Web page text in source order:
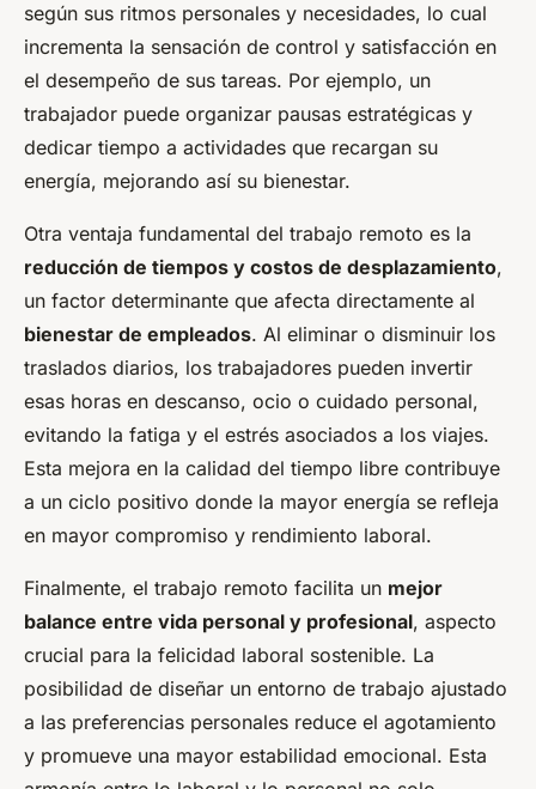
según sus ritmos personales y necesidades, lo cual
incrementa la sensación de control y satisfacción en
el desempeño de sus tareas. Por ejemplo, un
trabajador puede organizar pausas estratégicas y
dedicar tiempo a actividades que recargan su
energía, mejorando así su bienestar.
Otra ventaja fundamental del trabajo remoto es la
reducción de tiempos y costos de desplazamiento,
un factor determinante que afecta directamente al
bienestar de empleados. Al eliminar o disminuir los
traslados diarios, los trabajadores pueden invertir
esas horas en descanso, ocio o cuidado personal,
evitando la fatiga y el estrés asociados a los viajes.
Esta mejora en la calidad del tiempo libre contribuye
a un ciclo positivo donde la mayor energía se refleja
en mayor compromiso y rendimiento laboral.
Finalmente, el trabajo remoto facilita un mejor
balance entre vida personal y profesional, aspecto
crucial para la felicidad laboral sostenible. La
posibilidad de diseñar un entorno de trabajo ajustado
a las preferencias personales reduce el agotamiento
y promueve una mayor estabilidad emocional. Esta